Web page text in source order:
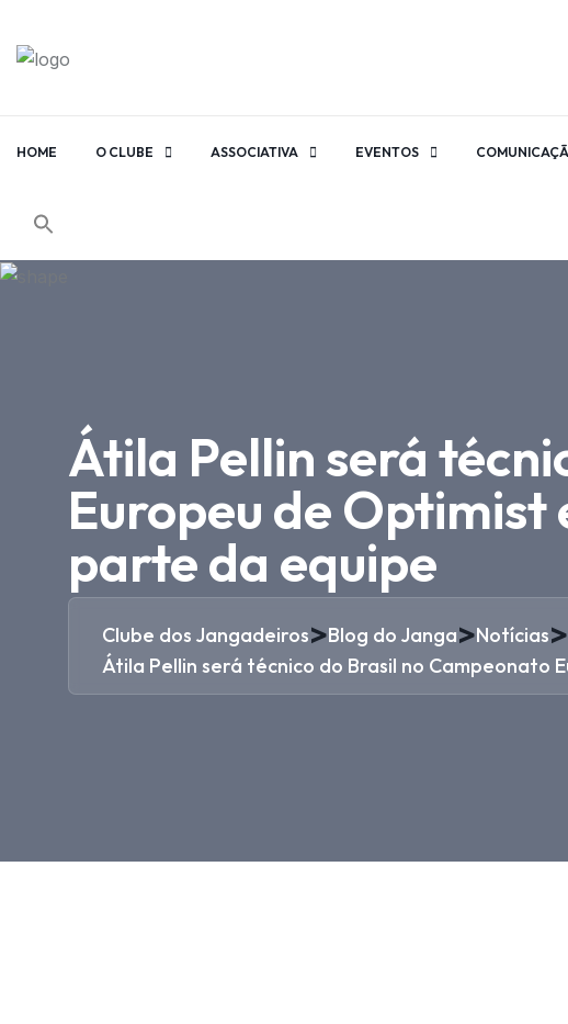
HOME O CLUBE ASSOCIATIVA EVENTOS
Átila Pellin será
Europeu de
parte da equipe
Clube dos Jangadeiros>Blog do Janga>Notícias>
Átila Pellin será técnico do Brasil no